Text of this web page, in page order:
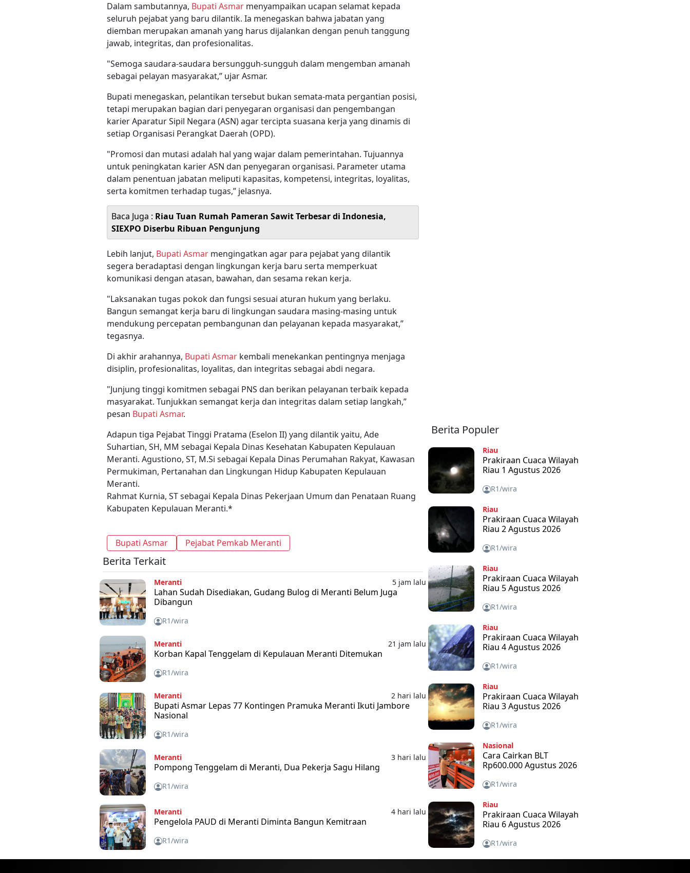
Dalam sambutannya, Bupati Asmar menyampaikan ucapan selamat kepada
seluruh pejabat yang baru dilantik. Ia menegaskan bahwa jabatan yang
diemban merupakan amanah yang harus dijalankan dengan penuh tanggung
jawab, integritas, dan profesionalitas.
"Semoga saudara-saudara bersungguh-sungguh dalam mengemban amanah
sebagai pelayan masyarakat,” ujar Asmar.
Bupati menegaskan, pelantikan tersebut bukan semata-mata pergantian posisi,
tetapi merupakan bagian dari penyegaran organisasi dan pengembangan
karier Aparatur Sipil Negara (ASN) agar tercipta suasana kerja yang dinamis di
setiap Organisasi Perangkat Daerah (OPD).
"Promosi dan mutasi adalah hal yang wajar dalam pemerintahan. Tujuannya
untuk peningkatan karier ASN dan penyegaran organisasi. Parameter utama
dalam penentuan jabatan meliputi kapasitas, kompetensi, integritas, loyalitas,
serta komitmen terhadap tugas,” jelasnya.
Baca Juga : Riau Tuan Rumah Pameran Sawit Terbesar di Indonesia,
SIEXPO Diserbu Ribuan Pengunjung
Lebih lanjut, Bupati Asmar mengingatkan agar para pejabat yang dilantik
segera beradaptasi dengan lingkungan kerja baru serta memperkuat
komunikasi dengan atasan, bawahan, dan sesama rekan kerja.
"Laksanakan tugas pokok dan fungsi sesuai aturan hukum yang berlaku.
Bangun semangat kerja baru di lingkungan saudara masing-masing untuk
mendukung percepatan pembangunan dan pelayanan kepada masyarakat,”
tegasnya.
Di akhir arahannya, Bupati Asmar kembali menekankan pentingnya menjaga
disiplin, profesionalitas, loyalitas, dan integritas sebagai abdi negara.
"Junjung tinggi komitmen sebagai PNS dan berikan pelayanan terbaik kepada
masyarakat. Tunjukkan semangat kerja dan integritas dalam setiap langkah,”
pesan Bupati Asmar.
Adapun tiga Pejabat Tinggi Pratama (Eselon II) yang dilantik yaitu, Ade
Suhartian, SH, MM sebagai Kepala Dinas Kesehatan Kabupaten Kepulauan
Meranti. Agustiono, ST, M.Si sebagai Kepala Dinas Perumahan Rakyat, Kawasan
Permukiman, Pertanahan dan Lingkungan Hidup Kabupaten Kepulauan
Meranti.
Rahmat Kurnia, ST sebagai Kepala Dinas Pekerjaan Umum dan Penataan Ruang
Kabupaten Kepulauan Meranti.*
Bupati Asmar Pejabat Pemkab Meranti
Berita Terkait
Meranti 5 jam lalu
Lahan Sudah Disediakan, Gudang Bulog di Meranti Belum Juga
Dibangun
R1/wira
Meranti 21 jam lalu
Korban Kapal Tenggelam di Kepulauan Meranti Ditemukan
R1/wira
Meranti 2 hari lalu
Bupati Asmar Lepas 77 Kontingen Pramuka Meranti Ikuti Jambore
Nasional
R1/wira
Meranti 3 hari lalu
Pompong Tenggelam di Meranti, Dua Pekerja Sagu Hilang
R1/wira
Meranti 4 hari lalu
Pengelola PAUD di Meranti Diminta Bangun Kemitraan
R1/wira
Berita Populer
Riau
Prakiraan Cuaca Wilayah
Riau 1 Agustus 2026
R1/wira
Riau
Prakiraan Cuaca Wilayah
Riau 2 Agustus 2026
R1/wira
Riau
Prakiraan Cuaca Wilayah
Riau 5 Agustus 2026
R1/wira
Riau
Prakiraan Cuaca Wilayah
Riau 4 Agustus 2026
R1/wira
Riau
Prakiraan Cuaca Wilayah
Riau 3 Agustus 2026
R1/wira
Nasional
Cara Cairkan BLT
Rp600.000 Agustus 2026
R1/wira
Riau
Prakiraan Cuaca Wilayah
Riau 6 Agustus 2026
R1/wira